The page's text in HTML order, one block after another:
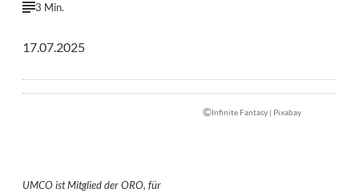
3 Min.
17.07.2025
©Infinite Fantasy | Pixabay
UMCO ist Mitglied der ORO, für